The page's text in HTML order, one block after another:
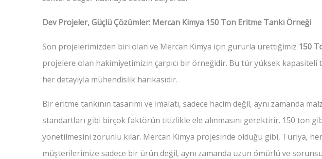
Dev Projeler, Güçlü Çözümler: Mercan Kimya 150 Ton Eritme Tankı Örneği
Son projelerimizden biri olan ve Mercan Kimya için gururla ürettiğimiz 150
projelere olan hakimiyetimizin çarpıcı bir örneğidir. Bu tür yüksek
her detayıyla mühendislik harikasıdır.
Bir eritme tankının tasarımı ve imalatı, sadece hacim değil, aynı zamanda
standartları gibi birçok faktörün titizlikle ele alınmasını gerektirir. 150 ton
yönetilmesini zorunlu kılar. Mercan Kimya projesinde olduğu gibi, Turiya,
müşterilerimize sadece bir ürün değil, aynı zamanda uzun ömürlü ve